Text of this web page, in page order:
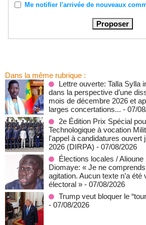
Me notifier l'arrivée de nouveaux
Dans la même rubrique :
Lettre ouverte: Talla Sylla
dans la perspective d’une
mois de décembre 2026 et
larges concertations... - 07/
2e Édition Prix Spécial
Technologique à vocation
l'appel à candidatures ouvert
2026 (DIRPA) - 07/08/2026
Élections locales /
Diomaye: « Je ne
agitation. Aucun texte n’a été
électoral » - 07/08/2026
Trump veut bloquer le
- 07/08/2026